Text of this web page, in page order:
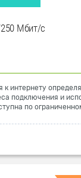
Мбит/с
к интернету
подключения и
по